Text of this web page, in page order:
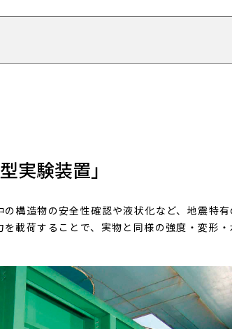
実験装置」
構造物の安全性確認や液状化など、地震特
載荷することで、実物と同様の強度・変形